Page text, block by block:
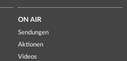
ON AIR
Sendungen
Aktionen
Videos